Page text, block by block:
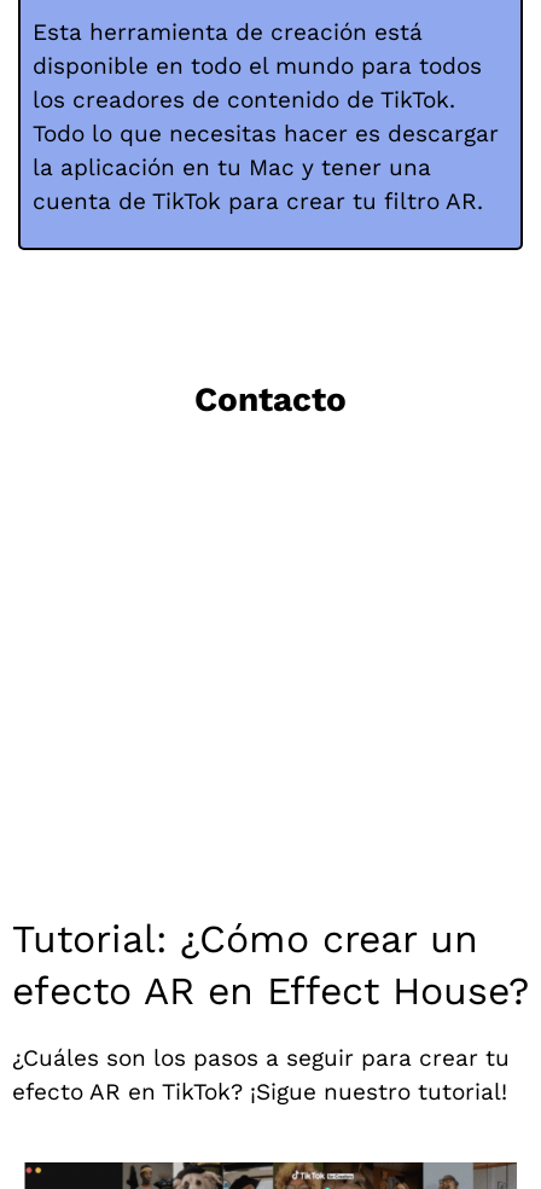
Esta herramienta de creación está
disponible en todo el mundo para todos
los creadores de contenido de TikTok.
Todo lo que necesitas hacer es descargar
la aplicación en tu Mac y tener una
cuenta de TikTok para crear tu filtro AR.
Contacto
Tutorial: ¿Cómo crear un
efecto AR en Effect House?
¿Cuáles son los pasos a seguir para crear tu
efecto AR en TikTok? ¡Sigue nuestro tutorial!